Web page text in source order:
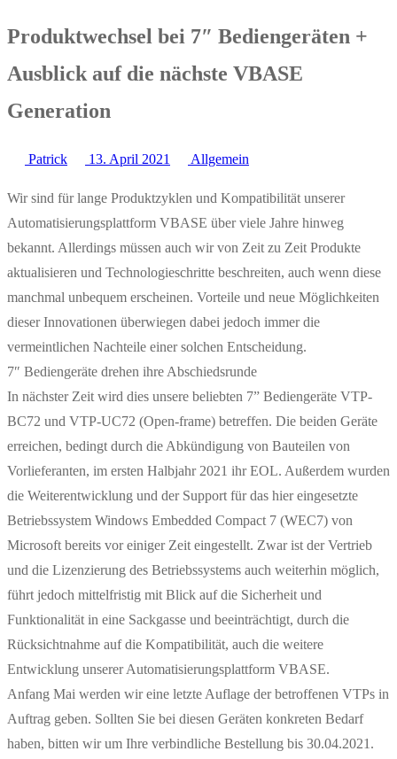
Produktwechsel bei 7″ Bediengeräten +
Ausblick auf die nächste VBASE
Generation
Patrick 13. April 2021 Allgemein
Wir sind für lange Produktzyklen und Kompatibilität unserer
Automatisierungsplattform VBASE über viele Jahre hinweg
bekannt. Allerdings müssen auch wir von Zeit zu Zeit Produkte
aktualisieren und Technologieschritte beschreiten, auch wenn diese
manchmal unbequem erscheinen. Vorteile und neue Möglichkeiten
dieser Innovationen überwiegen dabei jedoch immer die
vermeintlichen Nachteile einer solchen Entscheidung.
7″ Bediengeräte drehen ihre Abschiedsrunde
In nächster Zeit wird dies unsere beliebten 7” Bediengeräte VTP-
BC72 und VTP-UC72 (Open-frame) betreffen. Die beiden Geräte
erreichen, bedingt durch die Abkündigung von Bauteilen von
Vorlieferanten, im ersten Halbjahr 2021 ihr EOL. Außerdem wurden
die Weiterentwicklung und der Support für das hier eingesetzte
Betriebssystem Windows Embedded Compact 7 (WEC7) von
Microsoft bereits vor einiger Zeit eingestellt. Zwar ist der Vertrieb
und die Lizenzierung des Betriebssystems auch weiterhin möglich,
führt jedoch mittelfristig mit Blick auf die Sicherheit und
Funktionalität in eine Sackgasse und beeinträchtigt, durch die
Rücksichtnahme auf die Kompatibilität, auch die weitere
Entwicklung unserer Automatisierungsplattform VBASE.
Anfang Mai werden wir eine letzte Auflage der betroffenen VTPs in
Auftrag geben. Sollten Sie bei diesen Geräten konkreten Bedarf
haben, bitten wir um Ihre verbindliche Bestellung bis 30.04.2021.